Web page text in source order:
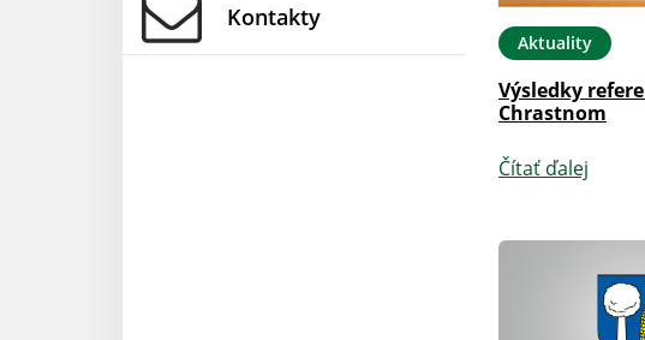
Kontakty
Aktuality
Výsledky
Chrastnom
Čítať ďalej